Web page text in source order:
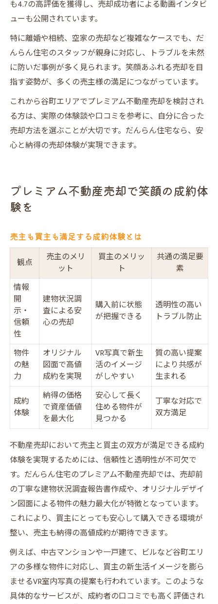
も4.7の高評価を獲得し、売却成功者による動画インタビ
ューも公開されています。
特に離婚や相続、空家の売却など複雑なケースでも、だ
んらん住宅のスタッフが親身に対応し、トラブルを未然
に防いだ事例が多く見られます。笑顔あふれる売却を目
指す姿勢が、多くの売主様の満足につながっています。
これから谷町エリアでプレミアム不動産売却を検討され
る方は、実際の体験談や口コミを参考に、自分に合った
売却方法を選ぶことが大切です。だんらん住宅なら、安
心と納得の売却体験が実現できます。
プレミアム不動産売却で笑顔の成約体
験を
売主も買主も満足する成約体験とは
観点
売主のメリ
ット
買主のメリッ
ト
共通の満足要
素
情報
開
示・
信頼
性
建物状況調
査による安
心の売却
購入前に状態
が把握できる
透明性の高い
トラブル防止
物件
の魅
力
オリジナル
図面で高値
成約を実現
VR写真で新生
活のイメージ
がしやすい
質の高い提案
により共感が
生まれる
成約
体験
納得の価格
で資産価値
を最大化
安心して長く
住める物件が
見つかる
丁寧な対応で
双方満足
不動産売却において売主と買主の双方が満足できる成約
体験を実現するためには、信頼性と透明性が不可欠で
す。だんらん住宅のプレミアム不動産売却では、売却前
の丁寧な建物状況調査報告書作成や、オリジナルデザイ
ン図面による物件の魅力最大化が特徴となっています。
これにより、買主にとっても安心して購入できる環境が
整い、売主も納得の高値成約が期待できます。
例えば、中古マンションや一戸建て、ビルなど谷町エリ
アの多様な物件に対応し、買主の新生活イメージを膨ら
ませるVR室内写真の提案も行われています。このような
具体的なサービスが、成約者の口コミでも高く評価され